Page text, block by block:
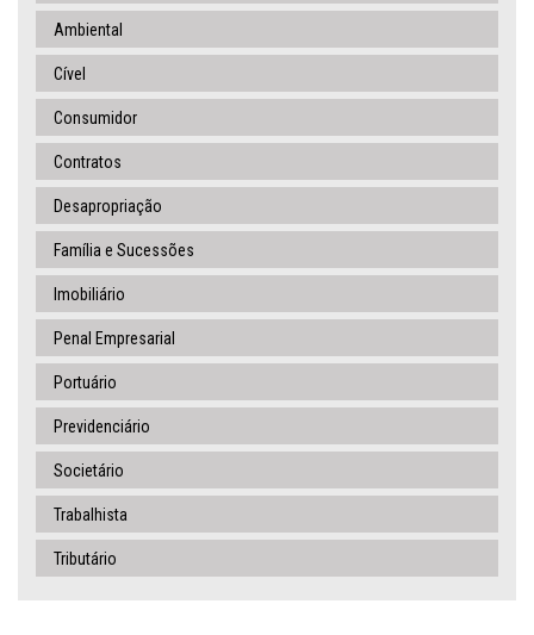
Ambiental
Cível
Consumidor
Contratos
Desapropriação
Família e Sucessões
Imobiliário
Penal Empresarial
Portuário
Previdenciário
Societário
Trabalhista
Tributário